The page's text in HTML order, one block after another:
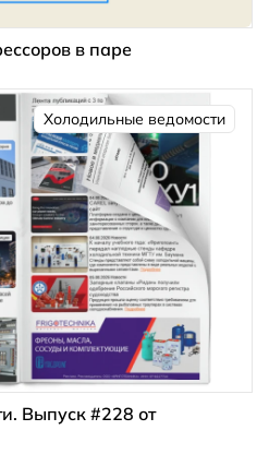
в паре
Холодильные ведомости
Выпуск #228 от